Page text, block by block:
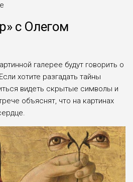
с Олегом
галерее будут говорить о
хотите разгадать тайны
видеть скрытые символы и
объяснят, что на картинах